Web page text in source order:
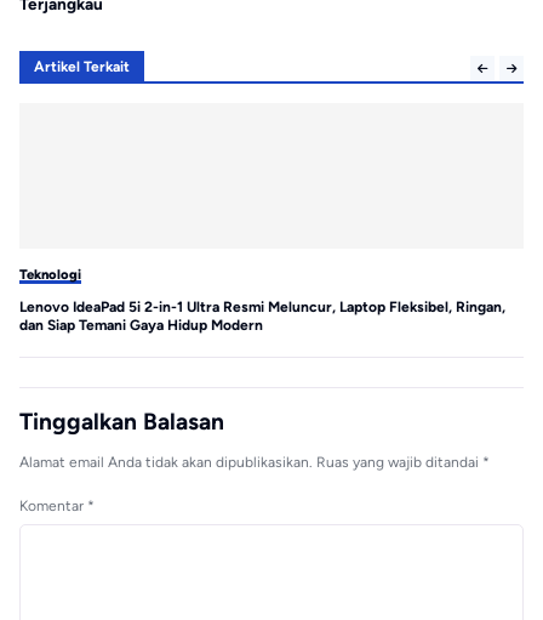
Terjangkau
Artikel Terkait
Teknologi
Lenovo IdeaPad 5i 2-in-1 Ultra Resmi Meluncur, Laptop Fleksibel, Ringan,
dan Siap Temani Gaya Hidup Modern
Tinggalkan Balasan
Alamat email Anda tidak akan dipublikasikan. Ruas yang wajib ditandai *
Komentar *